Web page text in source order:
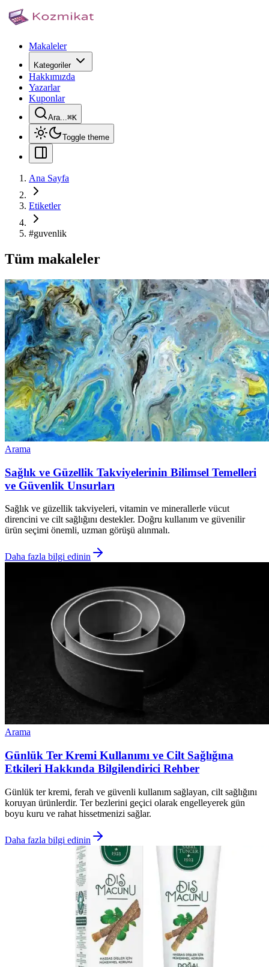
Makaleler
Kategoriler
Hakkımızda
Yazarlar
Kuponlar
Ara...⌘K
Toggle theme
Ana Sayfa
Etiketler
#guvenlik
Tüm makaleler
Arama
Sağlık ve Güzellik Takviyelerinin Bilimsel Temelleri
ve Güvenlik Unsurları
Sağlık ve güzellik takviyeleri, vitamin ve minerallerle vücut
direncini ve cilt sağlığını destekler. Doğru kullanım ve güvenilir
ürün seçimi önemli, uzman görüşü alınmalı.
Daha fazla bilgi edinin
Arama
Günlük Ter Kremi Kullanımı ve Cilt Sağlığına
Etkileri Hakkında Bilgilendirici Rehber
Günlük ter kremi, ferah ve güvenli kullanım sağlayan, cilt sağlığını
koruyan ürünlerdir. Ter bezlerini geçici olarak engelleyerek gün
boyu kuru ve rahat hissetmenizi sağlar.
Daha fazla bilgi edinin